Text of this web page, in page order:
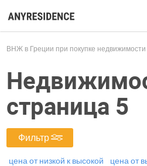
ВНЖ в Греции при покупке недвижимости
страница 5
Фильтр
цена от низкой к высокой
цена от